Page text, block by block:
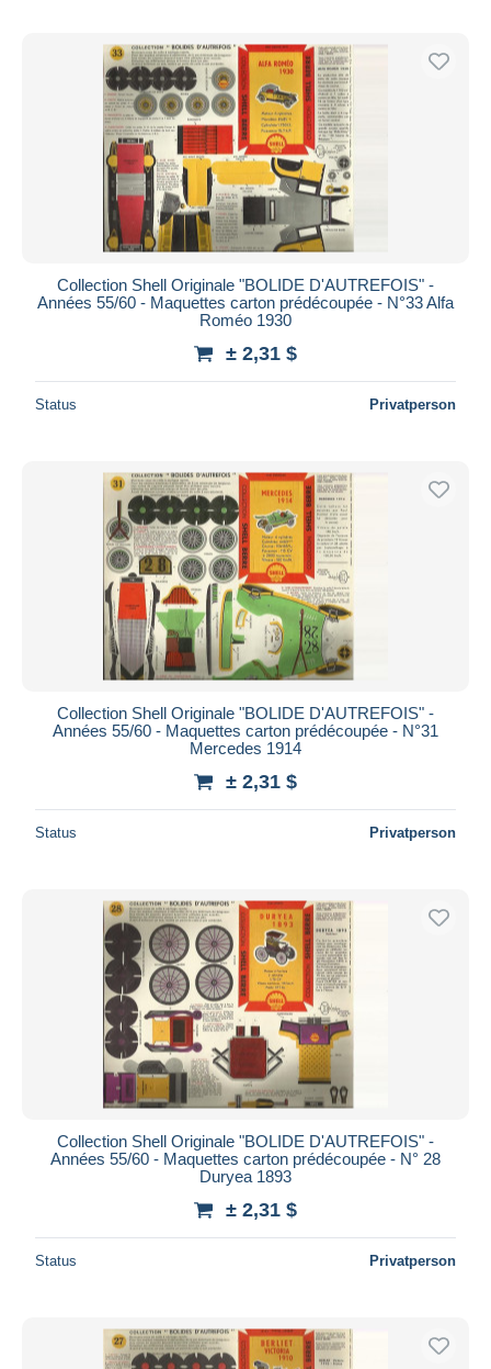
Collection Shell Originale "BOLIDE D'AUTREFOIS" -
Années 55/60 - Maquettes carton prédécoupée - N°33 Alfa
Roméo 1930
± 2,31 $
Status Privatperson
Collection Shell Originale "BOLIDE D'AUTREFOIS" -
Années 55/60 - Maquettes carton prédécoupée - N°31
Mercedes 1914
± 2,31 $
Status Privatperson
Collection Shell Originale "BOLIDE D'AUTREFOIS" -
Années 55/60 - Maquettes carton prédécoupée - N° 28
Duryea 1893
± 2,31 $
Status Privatperson